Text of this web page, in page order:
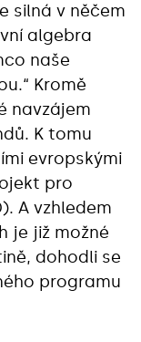
silná v něčem
algebra
naše
Kromě
navzájem
K tomu
evropskými
pro
A vzhledem
je již možné
dohodli se
programu